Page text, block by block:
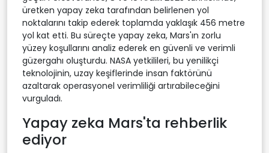
üretken yapay zeka tarafından belirlenen yol
noktalarını takip ederek toplamda yaklaşık 456 metre
yol kat etti. Bu süreçte yapay zeka, Mars'ın zorlu
yüzey koşullarını analiz ederek en güvenli ve verimli
güzergahı oluşturdu. NASA yetkilileri, bu yenilikçi
teknolojinin, uzay keşiflerinde insan faktörünü
azaltarak operasyonel verimliliği artırabileceğini
vurguladı.
Yapay zeka Mars'ta rehberlik
ediyor